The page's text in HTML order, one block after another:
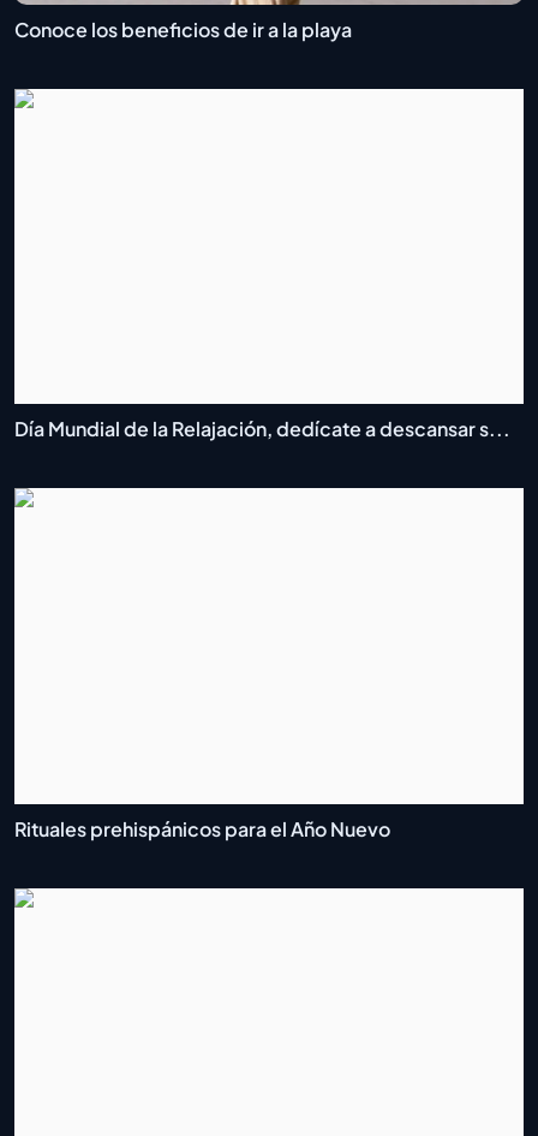
Conoce los beneficios de ir a la playa
Día Mundial de la Relajación, dedícate a descansar s...
Rituales prehispánicos para el Año Nuevo